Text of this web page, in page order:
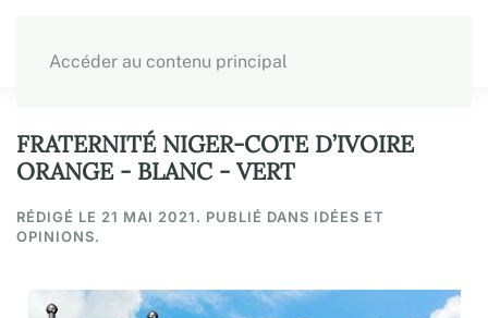
Accéder au contenu principal
FRATERNITÉ NIGER-COTE D’IVOIRE
ORANGE - BLANC - VERT
RÉDIGÉ LE 21 MAI 2021. PUBLIÉ DANS IDÉES ET
OPINIONS.